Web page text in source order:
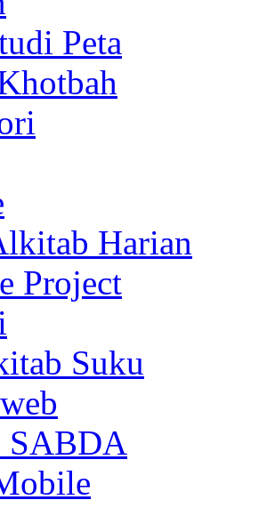
Peta
Harian
Project
Suku
SABDA